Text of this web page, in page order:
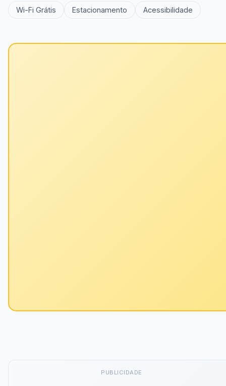
Wi-Fi Grátis Estacionamento Acessibilidade
PUBLICIDADE